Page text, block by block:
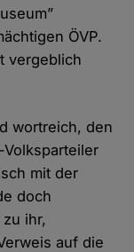
ÖVP.
vergeblich
wortreich, den
mit der
doch
ihr,
auf die